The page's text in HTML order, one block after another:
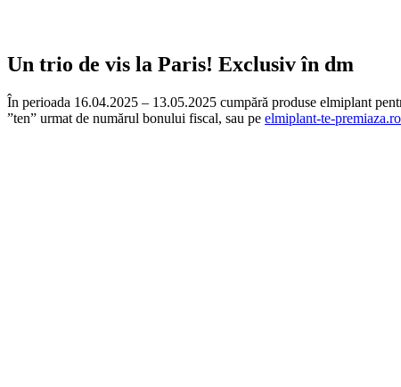
Un trio de vis la Paris! Exclusiv în dm
În perioada 16.04.2025 – 13.05.2025 cumpără produse elmiplant
”ten” urmat de numărul bonului fiscal, sau pe elmiplant-te-premiaza.ro